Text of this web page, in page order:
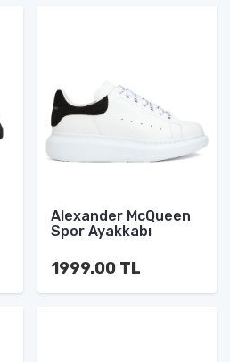
Alexander McQueen
Spor Ayakkabı
1999.00 TL